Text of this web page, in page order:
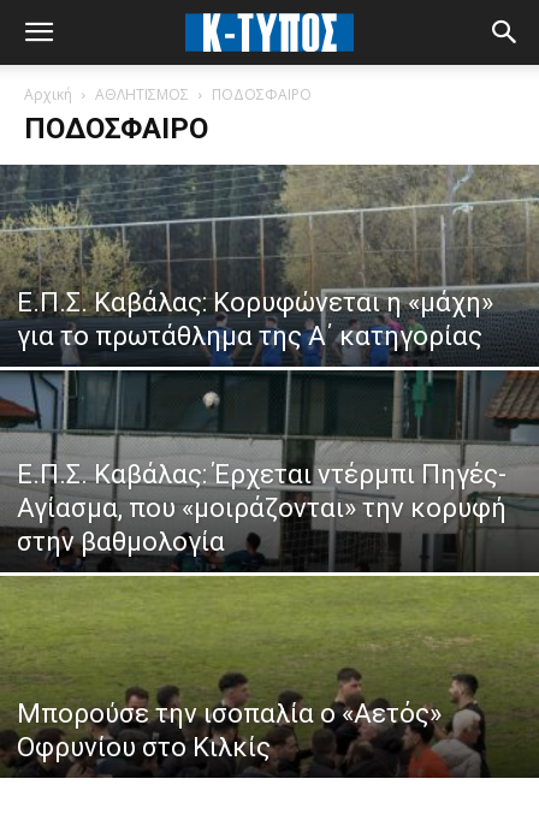
Αρχική ΑΘΛΗΤΙΣΜΟΣ ΠΟΔΟΣΦΑΙΡΟ
ΠΟΔΟΣΦΑΙΡΟ
Ε.Π.Σ. Καβάλας: Κορυφώνεται η «μάχη»
για το πρωτάθλημα της Α΄ κατηγορίας
Ε.Π.Σ. Καβάλας: Έρχεται ντέρμπι Πηγές-
Αγίασμα, που «μοιράζονται» την κορυφή
στην βαθμολογία
Μπορούσε την ισοπαλία ο «Αετός»
Οφρυνίου στο Κιλκίς